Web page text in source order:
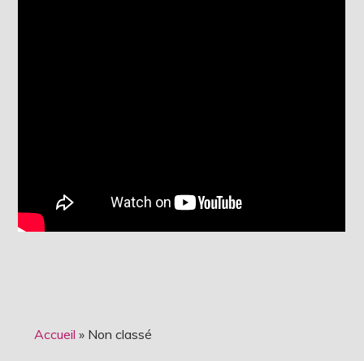
Accueil » Non classé